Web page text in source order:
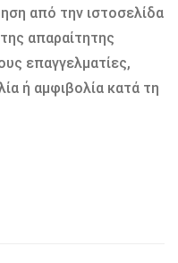
από την ιστοσελίδα
απαραίτητης
επαγγελματίες,
ή αμφιβολία κατά τη